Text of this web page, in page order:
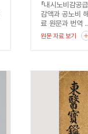
『내시노비감공
감액과 공노비
료 원문과 번역
원문 자료 보기